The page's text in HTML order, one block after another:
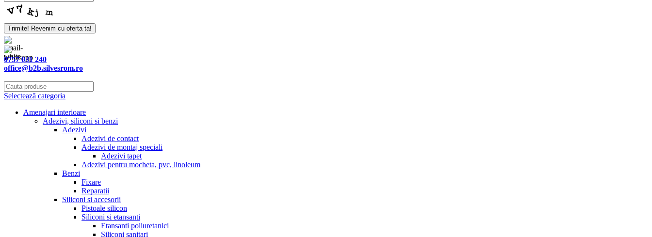
Trimite! Revenim cu oferta ta!
0757 031 240
office@b2b.silvesrom.ro
Selectează categoria
Amenajari interioare
Adezivi, siliconi si benzi
Adezivi
Adezivi de contact
Adezivi de montaj speciali
Adezivi tapet
Adezivi pentru mocheta, pvc, linoleum
Benzi
Fixare
Reparatii
Siliconi si accesorii
Pistoale silicon
Siliconi si etansanti
Etansanti poliuretanici
Siliconi sanitari